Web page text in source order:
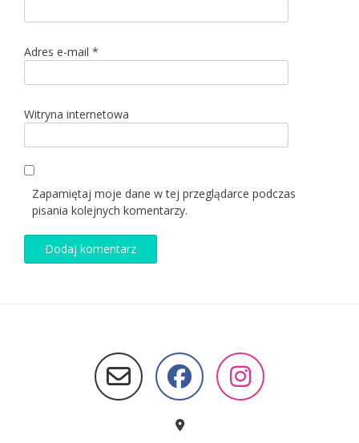
Adres e-mail *
Witryna internetowa
Zapamiętaj moje dane w tej przeglądarce podczas
pisania kolejnych komentarzy.